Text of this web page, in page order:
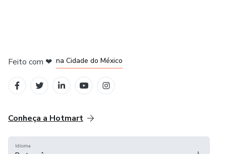
Feito com ❤ na Cidade do México
Conheça a Hotmart
Idioma